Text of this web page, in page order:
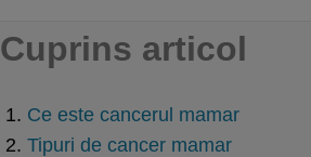
Cuprins articol
Ce este cancerul mamar
Tipuri de cancer mamar